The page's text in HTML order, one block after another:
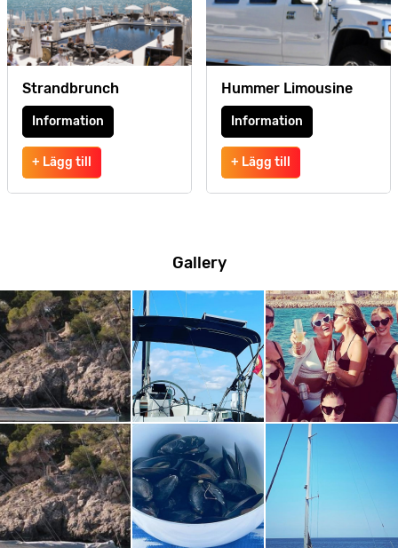
Strandbrunch
Information
+ Lägg till
Hummer Limousine
Information
+ Lägg till
Gallery